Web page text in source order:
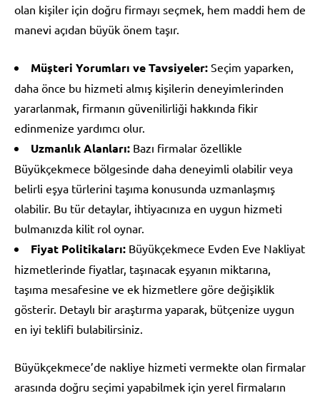
olan kişiler için doğru firmayı seçmek, hem maddi hem de
manevi açıdan büyük önem taşır.
Müşteri Yorumları ve Tavsiyeler: Seçim yaparken,
daha önce bu hizmeti almış kişilerin deneyimlerinden
yararlanmak, firmanın güvenilirliği hakkında fikir
edinmenize yardımcı olur.
Uzmanlık Alanları: Bazı firmalar özellikle
Büyükçekmece bölgesinde daha deneyimli olabilir veya
belirli eşya türlerini taşıma konusunda uzmanlaşmış
olabilir. Bu tür detaylar, ihtiyacınıza en uygun hizmeti
bulmanızda kilit rol oynar.
Fiyat Politikaları: Büyükçekmece Evden Eve Nakliyat
hizmetlerinde fiyatlar, taşınacak eşyanın miktarına,
taşıma mesafesine ve ek hizmetlere göre değişiklik
gösterir. Detaylı bir araştırma yaparak, bütçenize uygun
en iyi teklifi bulabilirsiniz.
Büyükçekmece’de nakliye hizmeti vermekte olan firmalar
arasında doğru seçimi yapabilmek için yerel firmaların